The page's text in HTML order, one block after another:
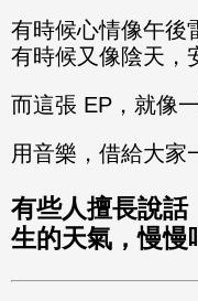
有時候心情像午後
有時候又像陰天，
而這張 EP，就像
用音樂，借給大家
有些人擅長說話
生的天氣，慢慢